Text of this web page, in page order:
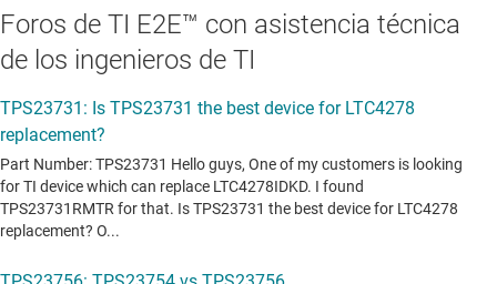
Foros de TI E2E™ con asistencia técnica
de los ingenieros de TI